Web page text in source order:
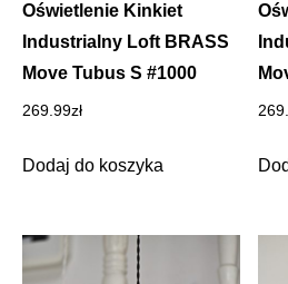
Oświetlenie Kinkiet
Industrialny Loft BRASS
Move Tubus S #1000
269.99zł
Dodaj do koszyka